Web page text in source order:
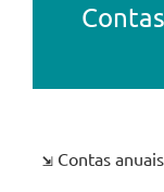
⇲ Contas